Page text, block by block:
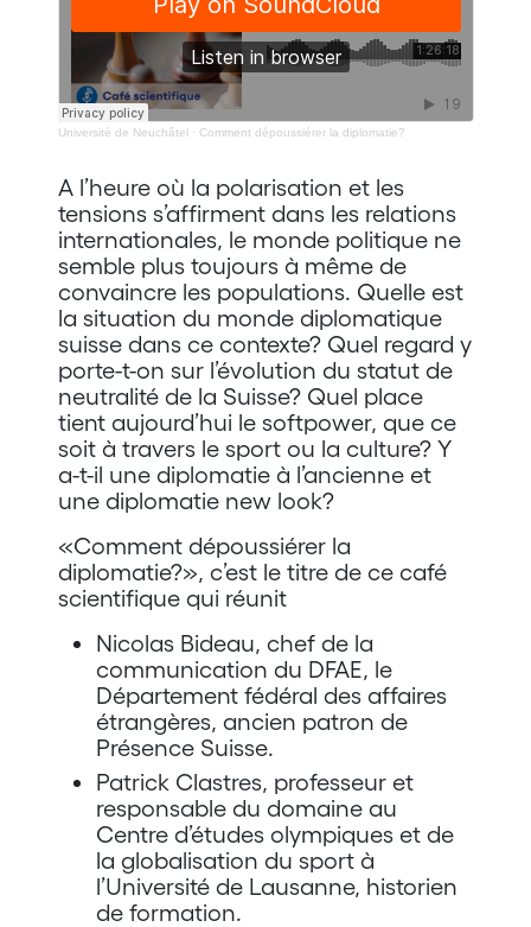
Université de Neuchâtel· Comment dépoussiérer la diplomatie?
A l’heure où la polarisation et les
tensions s’affirment dans les relations
internationales, le monde politique ne
semble plus toujours à même de
convaincre les populations. Quelle est
la situation du monde diplomatique
suisse dans ce contexte? Quel regard y
porte-t-on sur l’évolution du statut de
neutralité de la Suisse? Quel place
tient aujourd’hui le softpower, que ce
soit à travers le sport ou la culture? Y
a-t-il une diplomatie à l’ancienne et
une diplomatie new look?
«Comment dépoussiérer la
diplomatie?», c’est le titre de ce café
scientifique qui réunit
Nicolas Bideau, chef de la
communication du DFAE, le
Département fédéral des affaires
étrangères, ancien patron de
Présence Suisse.
Patrick Clastres, professeur et
responsable du domaine au
Centre d’études olympiques et de
la globalisation du sport à
l’Université de Lausanne, historien
de formation.